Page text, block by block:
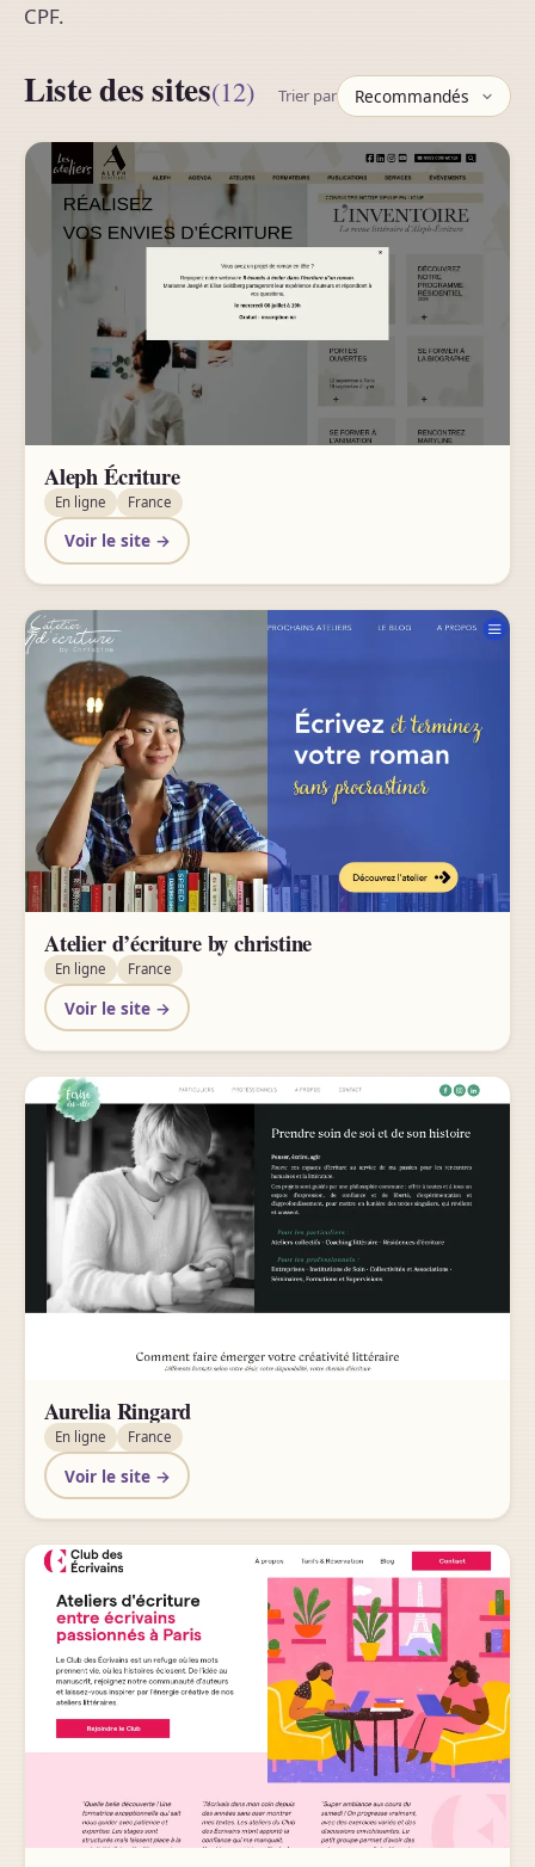
CPF.
Liste des sites(12) Trier par
Aleph Écriture
En ligne France
Voir le site →
Atelier d’écriture by christine
En ligne France
Voir le site →
Aurelia Ringard
En ligne France
Voir le site →